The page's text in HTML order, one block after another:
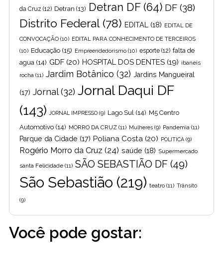
da Cruz (12) Detran (13) Detran DF(64) DF (38)
Distrito Federal(78) EDITAL (18) EDITAL DE
CONVOCAÇÃO (10) EDITAL PARA CONHECIMENTO DE TERCEIROS
(10) Educação (15) Empreendedorismo (10) esporte (12) falta de
agua (14) GDF (20) HOSPITAL DOS DENTES (19) ibaneis
rocha (11) Jardim Botânico (32) Jardins Mangueiral
(17) Jornal(32) Jornal Daqui DF
(143)
JORNAL IMPRESSO (9) Lago Sul (14) M5 Centro
Automotivo (14) MORRO DA CRUZ (11) Mulheres (9) Pandemia (11)
Parque da Cidade (17) Poliana Costa (20) POLITICA (9)
Rogério Morro da Cruz (24) saúde (18) Supermercado
santa Felicidade (11) SÃO SEBASTIÃO DF (49)
São Sebastião (219) teatro (11) Trânsito
(9)
Você pode gostar: